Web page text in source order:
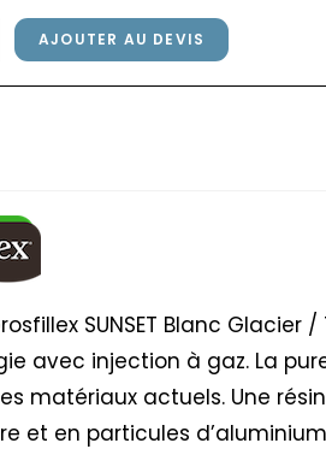
AJOUTER AU DEVIS
SUNSET Blanc
avec injection à gaz. La
matériaux actuels. Une
et en particules